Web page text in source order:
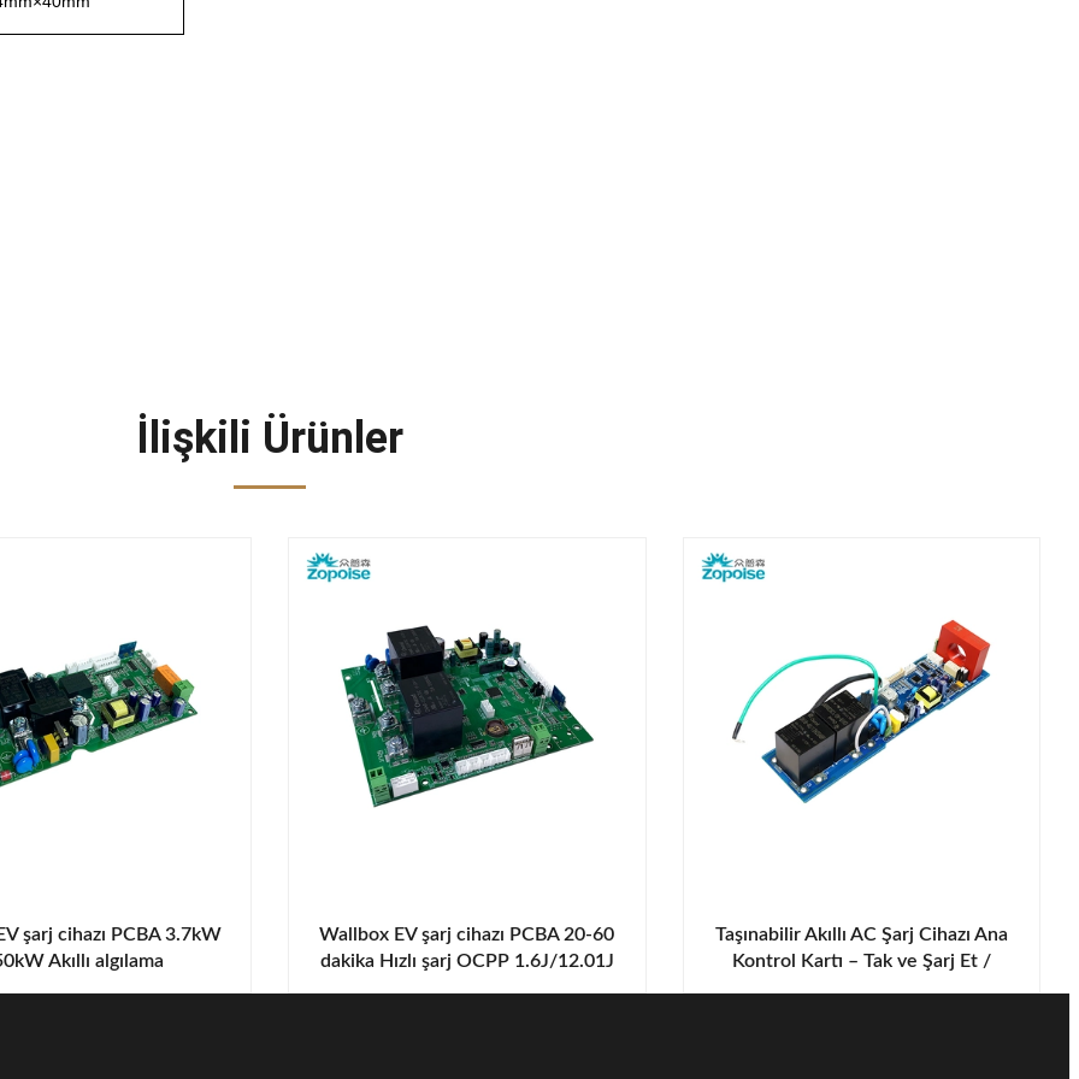
İlişkili Ürünler
şarj cihazı PCBA 3.7kW
Akıllı algılama
Wallbox EV şarj cihazı PCBA 20-60
dakika Hızlı şarj OCPP 1.6J/12.01J
Taşınabilir Akıllı AC Şarj Cihazı Ana
Kontrol Kartı – Tak ve Şarj Et /